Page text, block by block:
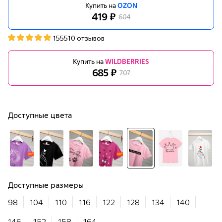
Купить наOZON
419 ₽ 604
155510 отзывов
Купить наWILDBERRIES
685 ₽ 707
Доступные цвета
Доступные размеры
98 104 110 116 122 128 134 140